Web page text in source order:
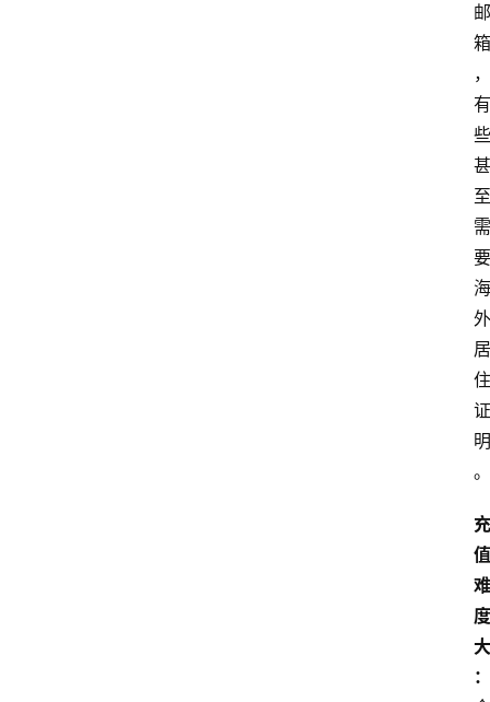
邮
箱
，
有
些
甚
至
需
要
海
外
居
住
证
明
。
充
值
难
度
大
：